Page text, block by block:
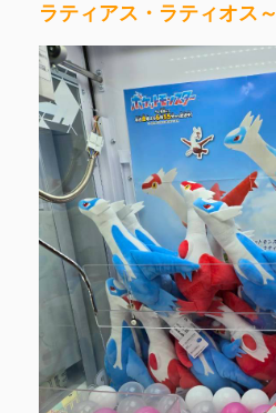
ラティアス・ラティオス～